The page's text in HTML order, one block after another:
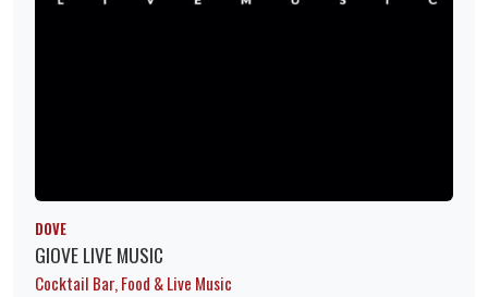
DOVE
GIOVE LIVE MUSIC
Cocktail Bar, Food & Live Music